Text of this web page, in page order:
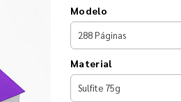
Modelo
Material